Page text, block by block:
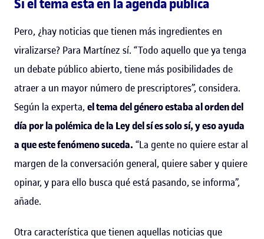
Pero, ¿hay noticias que tienen más ingredientes en
viralizarse? Para Martínez sí. “Todo aquello que ya tenga
un debate público abierto, tiene más posibilidades de
atraer a un mayor número de prescriptores”, considera.
Según la experta, el tema del género estaba al orden del
día por la polémica de la Ley del sí es solo sí, y eso ayuda
a que este fenómeno suceda. “La gente no quiere estar al
margen de la conversación general, quiere saber y quiere
opinar, y para ello busca qué está pasando, se informa”,
añade.
Otra característica que tienen aquellas noticias que